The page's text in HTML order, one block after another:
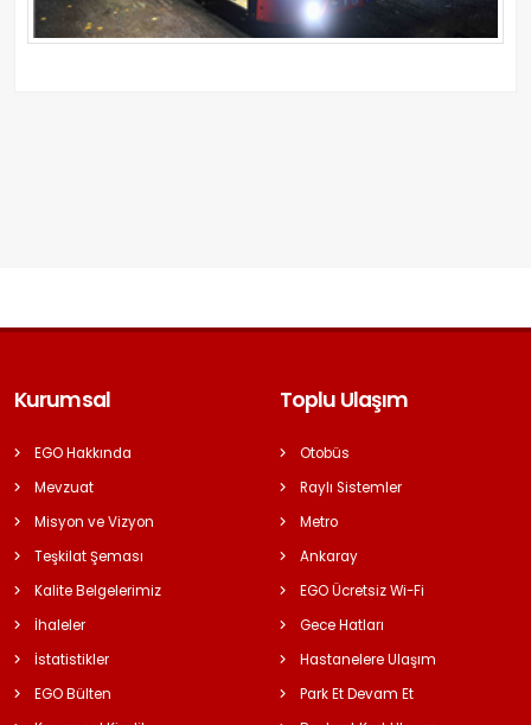
Kurumsal
EGO Hakkında
Mevzuat
Misyon ve Vizyon
Teşkilat Şeması
Kalite Belgelerimiz
İhaleler
İstatistikler
EGO Bülten
Toplu Ulaşım
Otobüs
Raylı Sistemler
Metro
Ankaray
EGO Ücretsiz Wi-Fi
Gece Hatları
Hastanelere Ulaşım
Park Et Devam Et